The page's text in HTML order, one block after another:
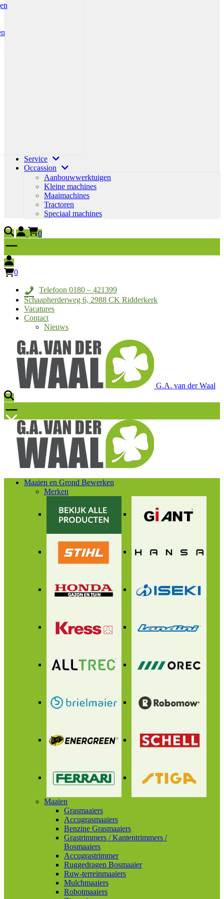
Service
Occassion
Aanbouwwerktuigen
Kleine machines
Maaimachines
Tractoren
Speciaal machines
0
0
Telefoon 0180 – 421399
Schaapherderweg 6, 2988 CK Ridderkerk
Vacatures
Contact
Nieuws
G.A. van der Waal
Maaien en Grond Bewerken
Merken
Maaien
Grasmaaiers
Accugrasmaaiers
Benzine Grasmaaiers
Grastrimmers / Kantentrimmers /
Bosmaaiers
Accugrastrimmer
Ruggedragen Bosmaaier
Ruw-terreinmaaiers
Mulchmaaiers
Robotmaaiers